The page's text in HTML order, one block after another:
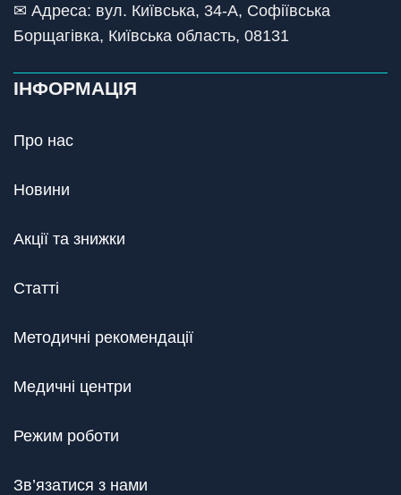
✉ Адреса: вул. Київська, 34-А, Софіївська
Борщагівка, Київська область, 08131
ІНФОРМАЦІЯ
Про нас
Новини
Акції та знижки
Статті
Методичні рекомендації
Медичні центри
Режим роботи
Зв’язатися з нами